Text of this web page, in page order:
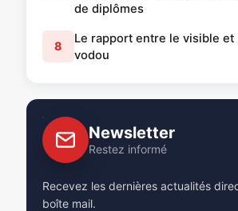
de diplômes
8
Le rapport entre le visible et
vodou
Newsletter
Restez informé
Recevez les dernières actualités
boîte mail.